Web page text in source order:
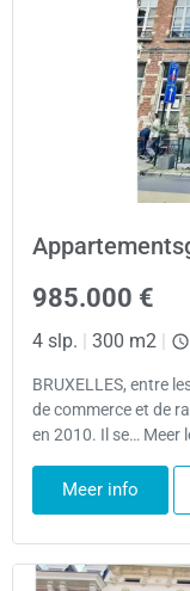
985.000 €
4 slp. | 300 m2 |
BRUXELLES, entre
de commerce et de
en 2010. Il se… Meer
Meer info